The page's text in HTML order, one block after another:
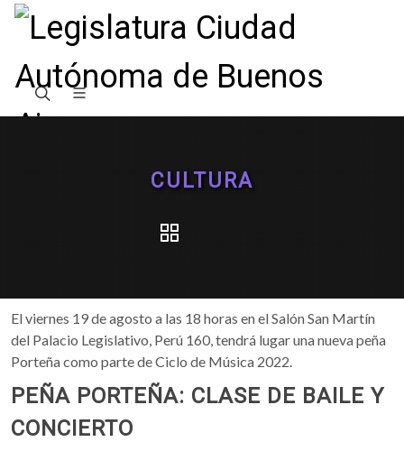
CULTURA
El viernes 19 de agosto a las 18 horas en el Salón San Martín
del Palacio Legislativo, Perú 160, tendrá lugar una nueva peña
Porteña como parte de Ciclo de Música 2022.
PEÑA PORTEÑA: CLASE DE BAILE Y
CONCIERTO